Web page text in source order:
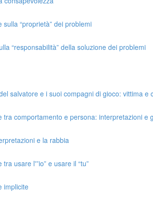
sulla “proprietà” dei problemi
“responsabilità” della soluzione dei problemi
salvatore e i suoi compagni di gioco: vittima e
tra comportamento e persona: interpretazioni e
e la rabbia
usare l'”io” e usare il “tu”
implicite